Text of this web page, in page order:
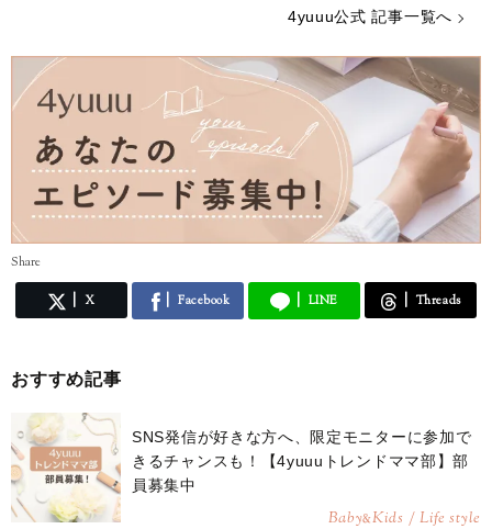
4yuuu公式 記事一覧へ
Share
X Facebook LINE Threads
おすすめ記事
SNS発信が好きな方へ、限定モニターに参加で
きるチャンスも！【4yuuuトレンドママ部】部
員募集中
Baby&Kids / Life style